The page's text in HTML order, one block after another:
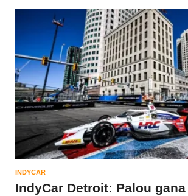
INDYCAR
IndyCar Detroit: Palou